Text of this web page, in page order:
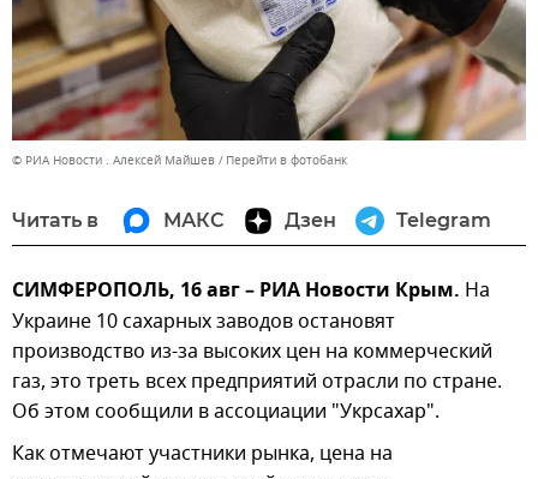
© РИА Новости . Алексей Майшев Перейти в фотобанк
Читать в МАКС Дзен Telegram
СИМФЕРОПОЛЬ, 16 авг – РИА Новости Крым. На
Украине 10 сахарных заводов остановят
производство из-за высоких цен на коммерческий
газ, это треть всех предприятий отрасли по стране.
Об этом сообщили в ассоциации "Укрсахар".
Как отмечают участники рынка, цена на